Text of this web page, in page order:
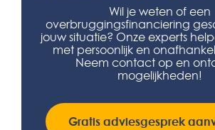
Wil je weten of een
overbruggingsfinanciering
jouw situatie? Onze experts
met persoonlijk en
Neem contact op en
mogelijkheden!
Gratis adviesgesprek